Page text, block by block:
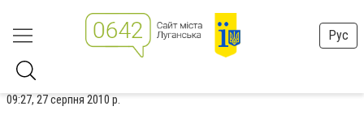
Рус
09:27, 27 серпня 2010 р.